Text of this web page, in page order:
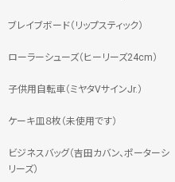
ブレイブボード（リップスティック）
ローラーシューズ（ヒーリーズ24cm）
子供用自転車（ミヤタVサインJr.）
ケーキ皿８枚（未使用です）
ビジネスバッグ（吉田カバン、ポーターシ
リーズ）